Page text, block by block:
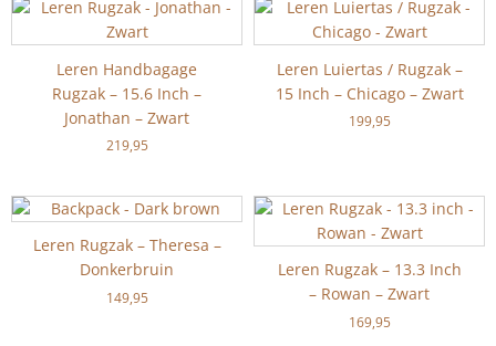
Leren Handbagage
Rugzak – 15.6 Inch –
Jonathan – Zwart
219,95
Leren Luiertas / Rugzak –
15 Inch – Chicago – Zwart
199,95
Leren Rugzak – Theresa –
Donkerbruin
149,95
Leren Rugzak – 13.3 Inch
– Rowan – Zwart
169,95